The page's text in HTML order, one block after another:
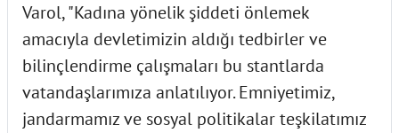
Varol, "Kadına yönelik şiddeti önlemek
amacıyla devletimizin aldığı tedbirler ve
bilinçlendirme çalışmaları bu stantlarda
vatandaşlarımıza anlatılıyor. Emniyetimiz,
jandarmamız ve sosyal politikalar teşkilatımız